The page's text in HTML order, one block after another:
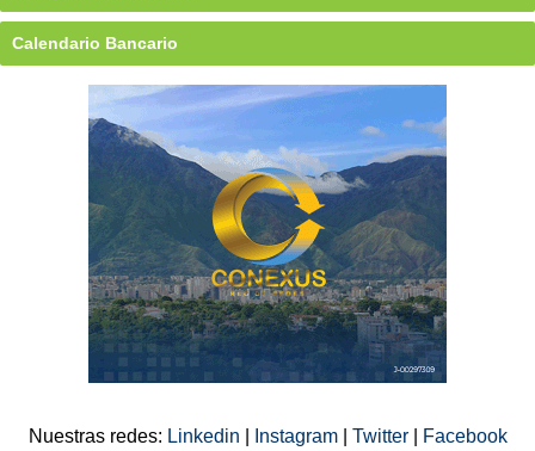
Calendario Bancario
Nuestras redes: Linkedin Instagram Twitter Facebook